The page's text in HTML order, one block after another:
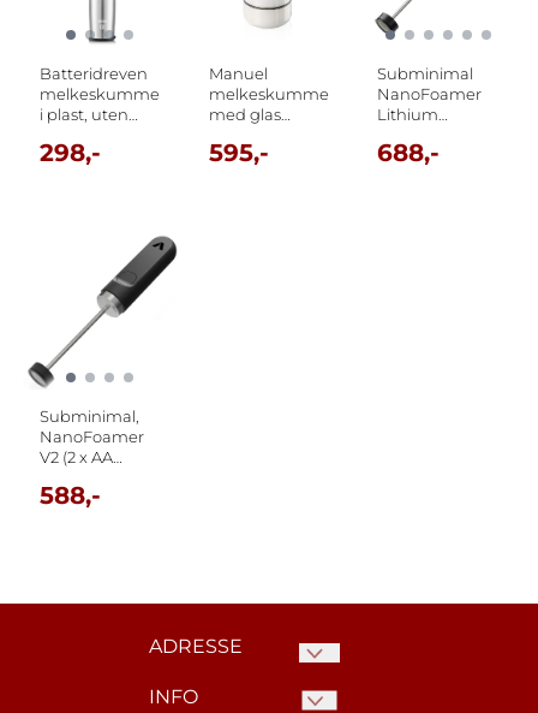
Batteridreven
melkeskummer
i plast, uten
298,-
Manuel
melkeskummer
med glas
Bodum
595,-
Subminimal
NanoFoamer
Lithium
688,-
Subminimal,
NanoFoamer
V2 (2 x AA
588,-
ADRESSE
Kaffelageret.no c/o Norske
INFO